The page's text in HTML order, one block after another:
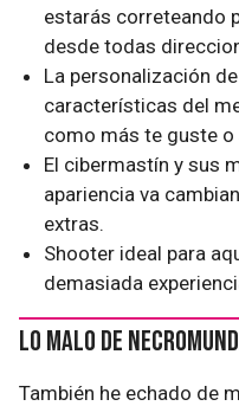
estarás correteando
desde todas
La personalización
características del
como más te guste
El cibermastín y sus
apariencia va
extras.
Shooter ideal para
demasiada
Lo malo de
También he echado de